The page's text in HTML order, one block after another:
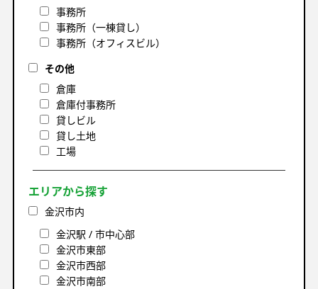
事務所
事務所（一棟貸し）
事務所（オフィスビル）
その他
倉庫
倉庫付事務所
貸しビル
貸し土地
工場
エリアから探す
金沢市内
金沢駅 / 市中心部
金沢市東部
金沢市西部
金沢市南部